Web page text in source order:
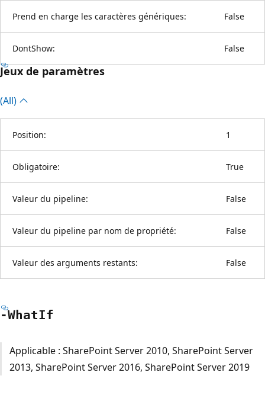
Prend en charge les caractères génériques: False
DontShow: False
Jeux de paramètres
(All)
Position: 1
Obligatoire: True
Valeur du pipeline: False
Valeur du pipeline par nom de propriété: False
Valeur des arguments restants: False
-WhatIf
Applicable : SharePoint Server 2010, SharePoint Server
2013, SharePoint Server 2016, SharePoint Server 2019